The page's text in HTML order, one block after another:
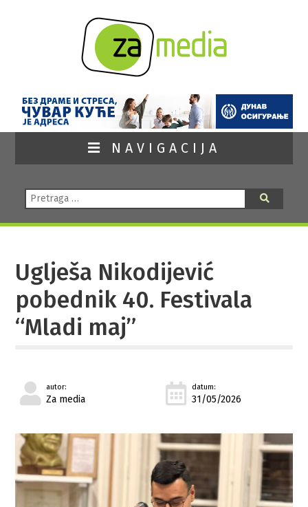
NAVIGACIJA
Pretraga:
Uglješa Nikodijević
pobednik 40. Festivala
“Mladi maj”
autor:
Za media
datum:
31/05/2026